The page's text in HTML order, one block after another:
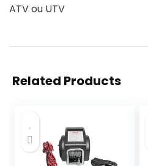
ATV ou UTV
Related Products